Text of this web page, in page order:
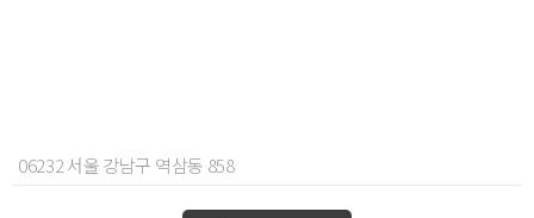
06232 서울 강남구 역삼동 858